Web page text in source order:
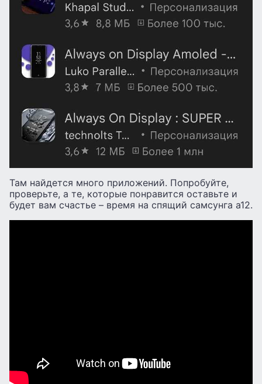
Там найдется много приложений. Попробуйте,
проверьте, а те, которые понравится оставьте и
будет вам счастье – время на спящий самсунга а12.